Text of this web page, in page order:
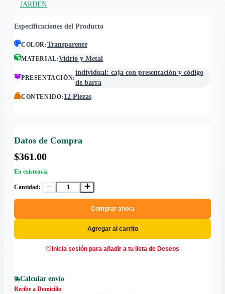
JARDEN
Especificaciones del Producto
COLOR:Transparente
MATERIAL:Vidrio y Metal
PRESENTACIÓN:
individual: caja con presentación y código
de barra
CONTENIDO: 12 Piezas
Datos de Compra
$361.00
En existencia
Cantidad:
Comprar ahora
Agregar al carrito
Inicia sesión para añadir a tu lista de Deseos
Calcular envío
Recibe a Domicilio